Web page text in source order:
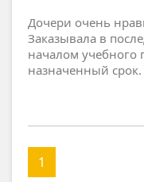
Дочери очень
Заказывала в
началом учебного
назначенный срок.
1